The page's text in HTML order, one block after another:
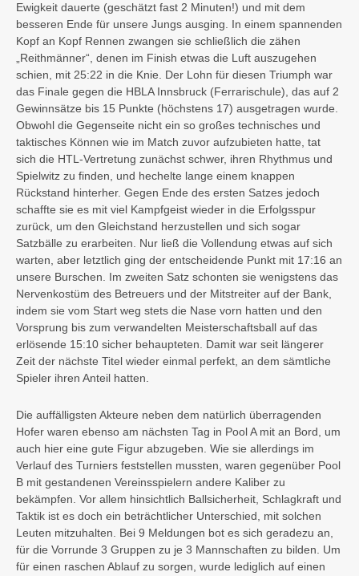
Ewigkeit dauerte (geschätzt fast 2 Minuten!) und mit dem
besseren Ende für unsere Jungs ausging. In einem spannenden
Kopf an Kopf Rennen zwangen sie schließlich die zähen
„Reithmänner“, denen im Finish etwas die Luft auszugehen
schien, mit 25:22 in die Knie. Der Lohn für diesen Triumph war
das Finale gegen die HBLA Innsbruck (Ferrarischule), das auf 2
Gewinnsätze bis 15 Punkte (höchstens 17) ausgetragen wurde.
Obwohl die Gegenseite nicht ein so großes technisches und
taktisches Können wie im Match zuvor aufzubieten hatte, tat
sich die HTL-Vertretung zunächst schwer, ihren Rhythmus und
Spielwitz zu finden, und hechelte lange einem knappen
Rückstand hinterher. Gegen Ende des ersten Satzes jedoch
schaffte sie es mit viel Kampfgeist wieder in die Erfolgsspur
zurück, um den Gleichstand herzustellen und sich sogar
Satzbälle zu erarbeiten. Nur ließ die Vollendung etwas auf sich
warten, aber letztlich ging der entscheidende Punkt mit 17:16 an
unsere Burschen. Im zweiten Satz schonten sie wenigstens das
Nervenkostüm des Betreuers und der Mitstreiter auf der Bank,
indem sie vom Start weg stets die Nase vorn hatten und den
Vorsprung bis zum verwandelten Meisterschaftsball auf das
erlösende 15:10 sicher behaupteten. Damit war seit längerer
Zeit der nächste Titel wieder einmal perfekt, an dem sämtliche
Spieler ihren Anteil hatten.
Die auffälligsten Akteure neben dem natürlich überragenden
Hofer waren ebenso am nächsten Tag in Pool A mit an Bord, um
auch hier eine gute Figur abzugeben. Wie sie allerdings im
Verlauf des Turniers feststellen mussten, waren gegenüber Pool
B mit gestandenen Vereinsspielern andere Kaliber zu
bekämpfen. Vor allem hinsichtlich Ballsicherheit, Schlagkraft und
Taktik ist es doch ein beträchtlicher Unterschied, mit solchen
Leuten mitzuhalten. Bei 9 Meldungen bot es sich geradezu an,
für die Vorrunde 3 Gruppen zu je 3 Mannschaften zu bilden. Um
für einen raschen Ablauf zu sorgen, wurde lediglich auf einen